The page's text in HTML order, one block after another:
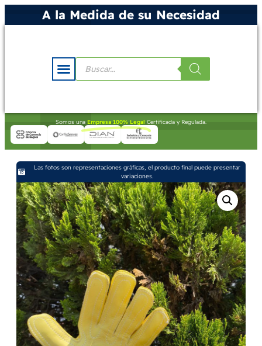
A la Medida de su Necesidad
Somos una Empresa 100% Legal Certificada y Regulada.
Las fotos son representaciones gráficas, el producto final puede presentar
variaciones.